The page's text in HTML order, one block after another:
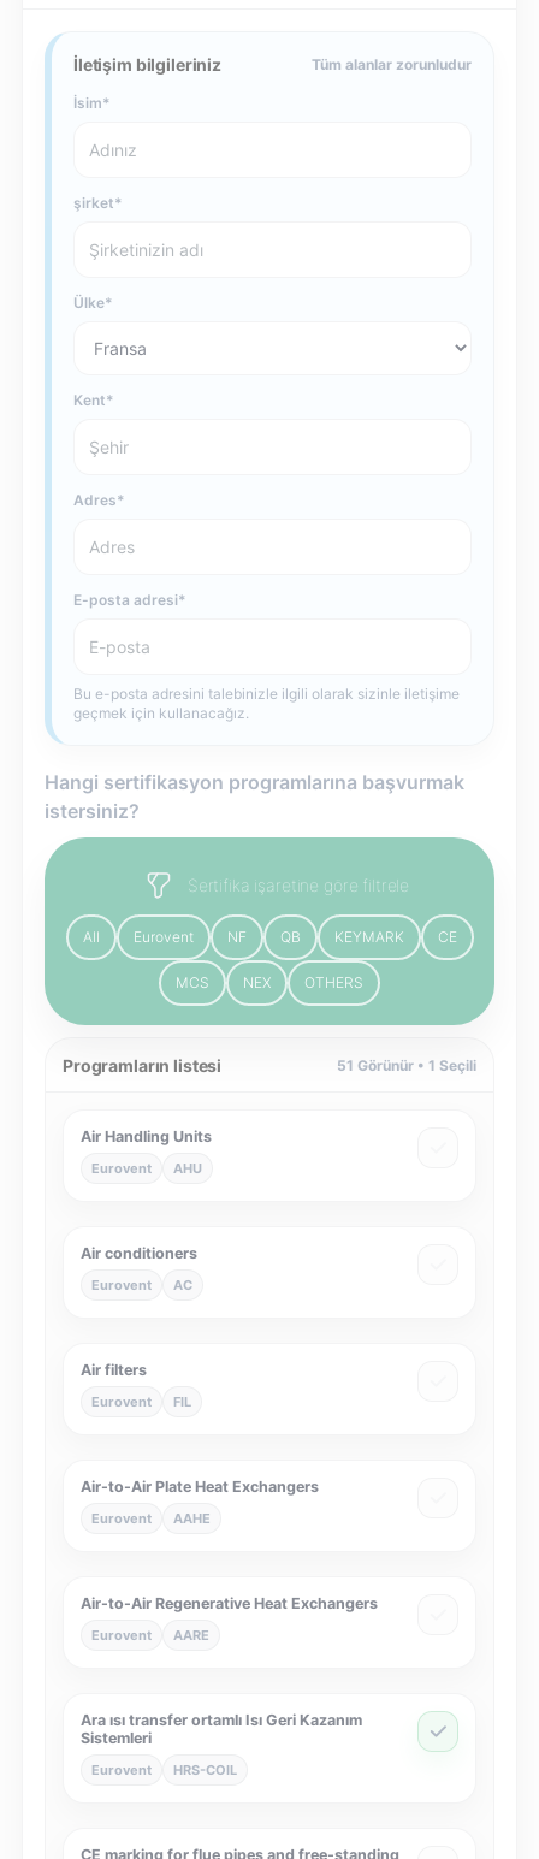
İletişim bilgileriniz Tüm alanlar zorunludur
İsim
şirket
Ülke
Kent
Adres
E-posta adresi
Bu e-posta adresini talebinizle ilgili olarak sizinle iletişime
geçmek için kullanacağız.
Hangi sertifikasyon programlarına başvurmak
istersiniz?
Sertifika işaretine göre filtrele
All Eurovent NF QB KEYMARK CE
MCS NEX OTHERS
Programların listesi 51 Görünür •1 Seçili
Air Handling Units
Eurovent AHU
Air conditioners
Eurovent AC
Air filters
Eurovent FIL
Air-to-Air Plate Heat Exchangers
Eurovent AAHE
Air-to-Air Regenerative Heat Exchangers
Eurovent AARE
Ara ısı transfer ortamlı Isı Geri Kazanım
Sistemleri
Eurovent HRS-COIL
CE marking for flue pipes and free-standing